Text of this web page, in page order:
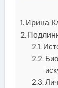
Ирина